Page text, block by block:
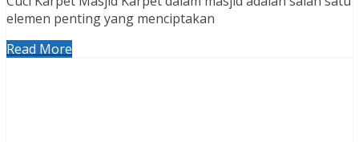
elemen penting yang menciptakan
Read More